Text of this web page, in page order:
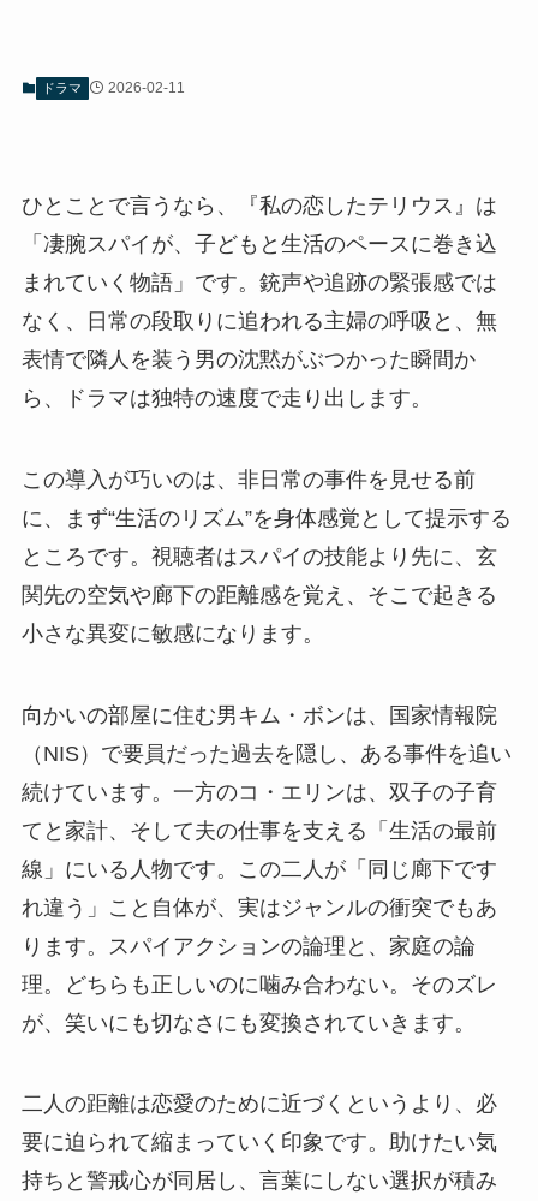
ドラマ 2026-02-11
ひとことで言うなら、『私の恋したテリウス』は
「凄腕スパイが、子どもと生活のペースに巻き込
まれていく物語」です。銃声や追跡の緊張感では
なく、日常の段取りに追われる主婦の呼吸と、無
表情で隣人を装う男の沈黙がぶつかった瞬間か
ら、ドラマは独特の速度で走り出します。
この導入が巧いのは、非日常の事件を見せる前
に、まず“生活のリズム”を身体感覚として提示する
ところです。視聴者はスパイの技能より先に、玄
関先の空気や廊下の距離感を覚え、そこで起きる
小さな異変に敏感になります。
向かいの部屋に住む男キム・ボンは、国家情報院
（NIS）で要員だった過去を隠し、ある事件を追い
続けています。一方のコ・エリンは、双子の子育
てと家計、そして夫の仕事を支える「生活の最前
線」にいる人物です。この二人が「同じ廊下です
れ違う」こと自体が、実はジャンルの衝突でもあ
ります。スパイアクションの論理と、家庭の論
理。どちらも正しいのに噛み合わない。そのズレ
が、笑いにも切なさにも変換されていきます。
二人の距離は恋愛のために近づくというより、必
要に迫られて縮まっていく印象です。助けたい気
持ちと警戒心が同居し、言葉にしない選択が積み